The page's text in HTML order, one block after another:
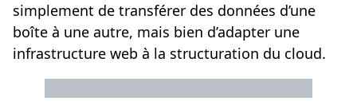
simplement de transférer des données d’une
boîte à une autre, mais bien d’adapter une
infrastructure web à la structuration du cloud.